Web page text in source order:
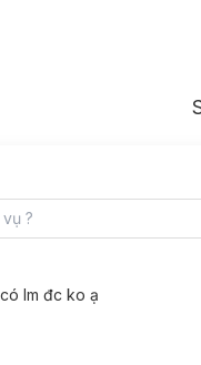
xâm lấn, đảm bảo an
lm đc ko ạ